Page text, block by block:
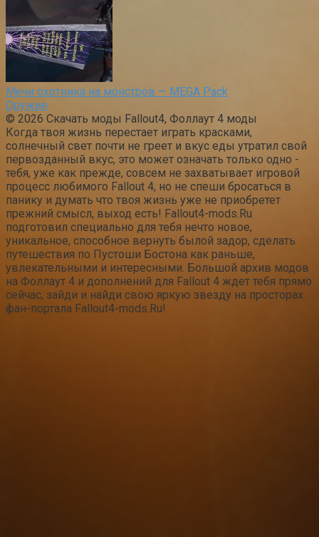
Мечи охотника на монстров — MEGA Pack
Оружие
© 2026 Скачать моды Fallout4, Фоллаут 4 моды
Когда твоя жизнь перестает играть красками,
солнечный свет почти не греет и вкус еды утратил свой
первозданный вкус, это может означать только одно -
тебя, уже как прежде, совсем не захватывает игровой
процесс любимого Fallout 4, но не спеши бросаться в
панику и думать что твоя жизнь уже не приобретет
прежний смысл, выход есть! Fallout4-mods.Ru
подготовил специально для тебя нечто новое,
уникальное, способное вернуть былой задор, сделать
путешествия по Пустоши Бостона как раньше,
увлекательными и интересными. Большой архив модов
на Фоллаут 4 и дополнений для Fallout 4 ждет тебя прямо
сейчас, зайди и найди свою яркую звезду на просторах
фан-портала Fallout4-mods.Ru!